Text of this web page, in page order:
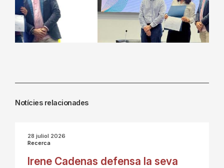
Notícies relacionades
28 juliol 2026
Recerca
Irene Cadenas defensa la seva